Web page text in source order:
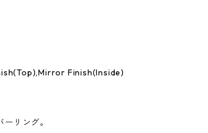
Finish(Inside)
リング。